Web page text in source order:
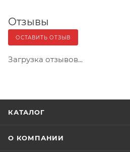
Отзывы
ОСТАВИТЬ ОТЗЫВ
Загрузка отзывов...
КАТАЛОГ
О КОМПАНИИ